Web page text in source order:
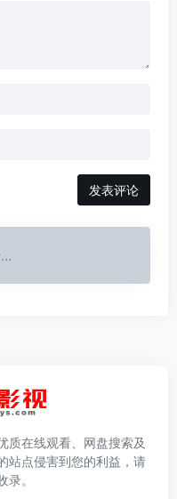
发表评论
质在线观看、网盘搜索及
站点侵害到您的利益，请
录。